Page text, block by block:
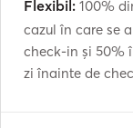
Flexibil: 100%
cazul în care se
check-in și 50%
zi înainte de